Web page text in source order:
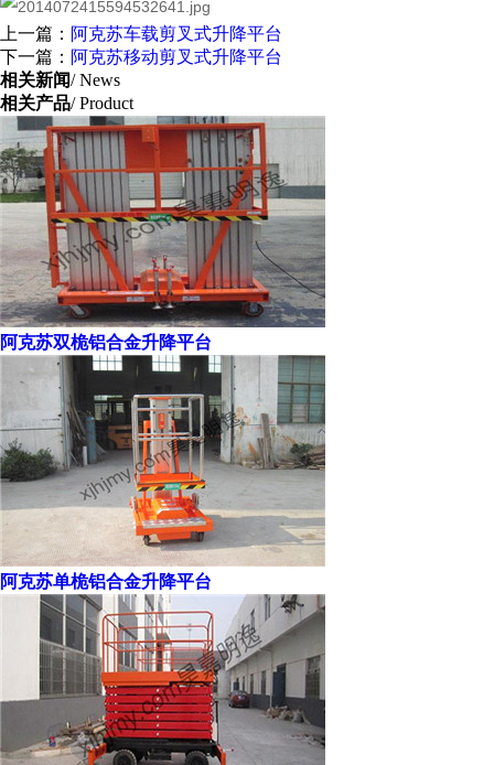
上一篇： 阿克苏车载剪叉式升降平台
下一篇： 阿克苏移动剪叉式升降平台
相关新闻/ News
相关产品/ Product
阿克苏双桅铝合金升降平台
阿克苏单桅铝合金升降平台